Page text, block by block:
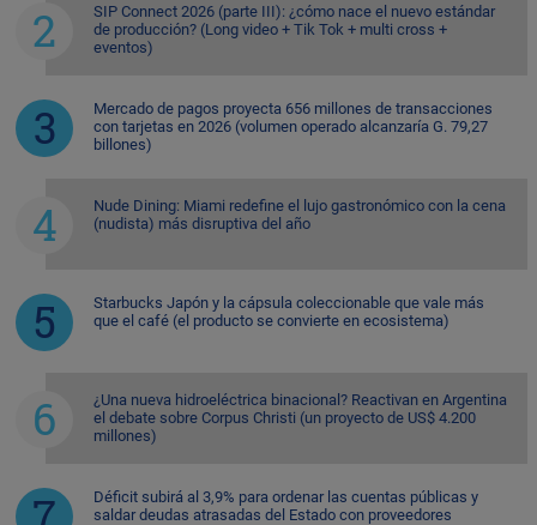
SIP Connect 2026 (parte III): ¿cómo nace el nuevo estándar
de producción? (Long video + Tik Tok + multi cross +
eventos)
Mercado de pagos proyecta 656 millones de transacciones
con tarjetas en 2026 (volumen operado alcanzaría G. 79,27
billones)
Nude Dining: Miami redefine el lujo gastronómico con la cena
(nudista) más disruptiva del año
Starbucks Japón y la cápsula coleccionable que vale más
que el café (el producto se convierte en ecosistema)
¿Una nueva hidroeléctrica binacional? Reactivan en Argentina
el debate sobre Corpus Christi (un proyecto de US$ 4.200
millones)
Déficit subirá al 3,9% para ordenar las cuentas públicas y
saldar deudas atrasadas del Estado con proveedores